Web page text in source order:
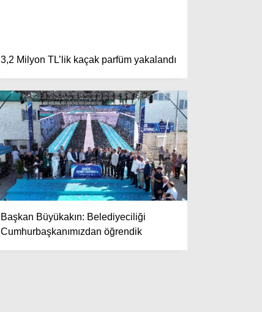
3,2 Milyon TL’lik kaçak parfüm yakalandı
Başkan Büyükakın: Belediyeciliği
Cumhurbaşkanımızdan öğrendik